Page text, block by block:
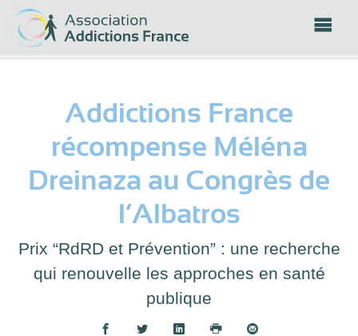
Addictions France
récompense Méléna
Dreinaza au Congrès de
l’Albatros
Prix “RdRD et Prévention” : une recherche
qui renouvelle les approches en santé
publique
Partager :
Panneau de gestion des cookies